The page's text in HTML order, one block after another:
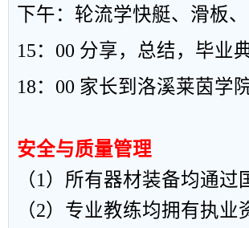
下午：轮流学快艇、滑板
15： 00 分享，总结，毕业
18： 00 家长到洛溪莱茵学
安全与质量管理
（1 ）所有器材装备均通过
（2）专业教练均拥有执业